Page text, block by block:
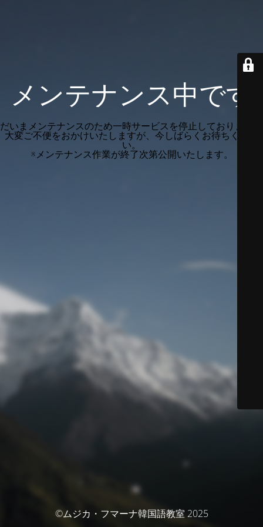
メンテナンス中です
だいまメンテナンスのため一時サービスを停止しております。
大変ご不便をおかけいたしますが、今しばらくお待ちくださ
い。
※メンテナンス作業が終了次第公開いたします。
©ムジカ・フマーナ韓国語教室 2025